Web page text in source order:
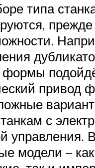
типа
прежде
формы
привод
с
управления.
модели – как